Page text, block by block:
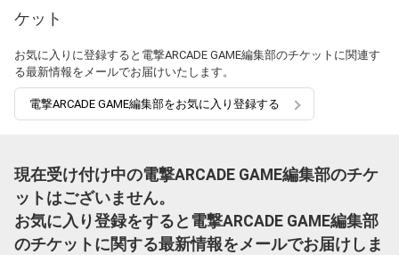
ケット
お気に入りに登録すると電撃ARCADE GAME編集部のチケットに関連す
る最新情報をメールでお届けいたします。
電撃ARCADE GAME編集部をお気に入り登録する
現在受け付け中の電撃ARCADE GAME編集部のチケ
ットはございません。
お気に入り登録をすると電撃ARCADE GAME編集部
のチケットに関する最新情報をメールでお届けしま